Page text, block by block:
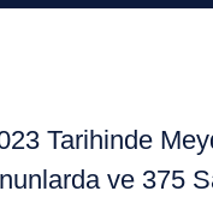
Tarihinde
ve 375